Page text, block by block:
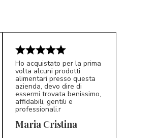
MC 5/5
Ho acquistato per la prima
volta alcuni prodotti
alimentari presso questa
azienda, devo dire di
essermi trovata benissimo,
affidabili, gentili e
professionali.r
Maria Cristina